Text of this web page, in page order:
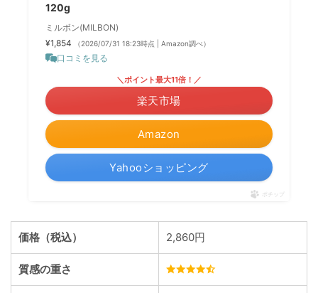
120g
ミルボン(MILBON)
¥1,854
（2026/07/31 18:23時点 | Amazon調べ）
口コミを見る
Amazon
＼ポイント最大11倍！／
楽天市場
Yahooショッピング
ポチップ
価格（税込） 2,860円
質感の重さ